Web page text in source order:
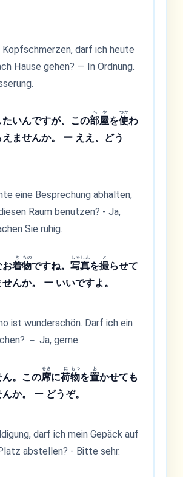
Kopfschmerzen, darf ich heute
Hause gehen? — In Ordnung.
たいんですが、この部
へ
屋
や
を使
つか
わ
ませんか。 ー ええ、どう
eine Besprechung abhalten,
Raum benutzen? - Ja,
Sie ruhig.
お着
き
物
もの
ですね。写
しゃ
真
しん
を撮
と
らせて
んか。 ー いいですよ。
ist wunderschön. Darf ich ein
－ Ja, gerne.
。この席
せき
に荷
に
物
もつ
を置
お
かせても
か。 ー どうぞ。
darf ich mein Gepäck auf
abstellen? - Bitte sehr.